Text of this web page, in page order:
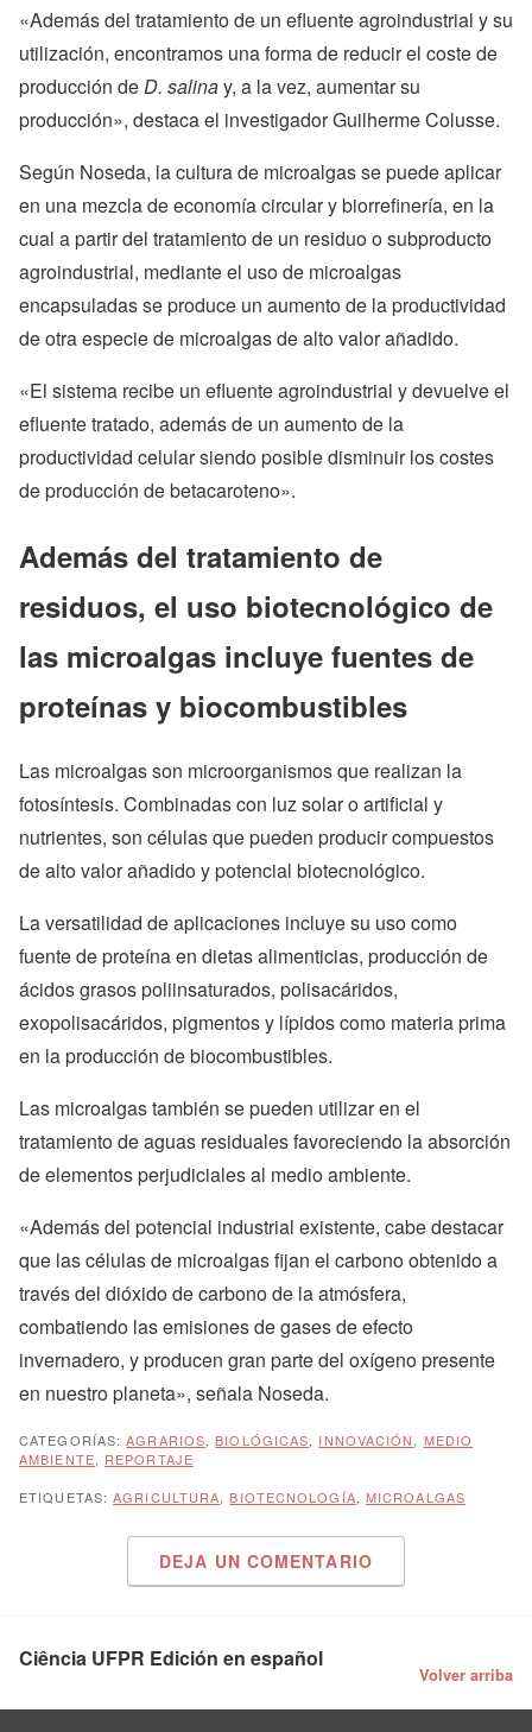
«Además del tratamiento de un efluente agroindustrial y su
utilización, encontramos una forma de reducir el coste de
producción deD. salinay, a la vez, aumentar su
producción», destaca el investigador Guilherme Colusse.
Según Noseda, la cultura de microalgas se puede aplicar
en una mezcla de economía circular y biorrefinería, en la
cual a partir del tratamiento de un residuo o subproducto
agroindustrial, mediante el uso de microalgas
encapsuladas se produce un aumento de la productividad
de otra especie de microalgas de alto valor añadido.
«El sistema recibe un efluente agroindustrial y devuelve el
efluente tratado, además de un aumento de la
productividad celular siendo posible disminuir los costes
de producción de betacaroteno».
Además del tratamiento de
residuos, el uso biotecnológico de
las microalgas incluye fuentes de
proteínas y biocombustibles
Las microalgas son microorganismos que realizan la
fotosíntesis. Combinadas con luz solar o artificial y
nutrientes, son células que pueden producir compuestos
de alto valor añadido y potencial biotecnológico.
La versatilidad de aplicaciones incluye su uso como
fuente de proteína en dietas alimenticias, producción de
ácidos grasos poliinsaturados, polisacáridos,
exopolisacáridos, pigmentos y lípidos como materia prima
en la producción de biocombustibles.
Las microalgas también se pueden utilizar en el
tratamiento de aguas residuales favoreciendo la absorción
de elementos perjudiciales al medio ambiente.
«Además del potencial industrial existente, cabe destacar
que las células de microalgas fijan el carbono obtenido a
través del dióxido de carbono de la atmósfera,
combatiendo las emisiones de gases de efecto
invernadero, y producen gran parte del oxígeno presente
en nuestro planeta», señala Noseda.
CATEGORÍAS:AGRARIOS BIOLÓGICAS INNOVACIÓN
MEDIO
AMBIENTE
REPORTAJE
ETIQUETAS:AGRICULTURA, BIOTECNOLOGÍA, MICROALGAS
DEJA UN COMENTARIO
Ciência UFPR Edición en español
Volver arriba